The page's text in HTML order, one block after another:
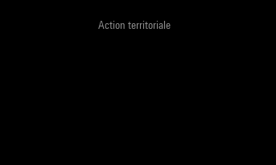
Action territoriale